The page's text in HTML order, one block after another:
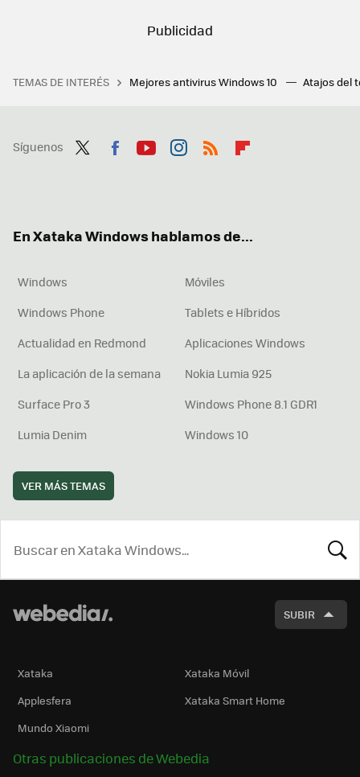
TEMAS DE INTERÉS Mejores antivirus Windows 10 Atajos del
Síguenos
En Xataka Windows hablamos de...
Windows
Móviles
Windows Phone
Tablets e Híbridos
Actualidad en Redmond
Aplicaciones Windows
La aplicación de la semana
Nokia Lumia 925
Surface Pro 3
Windows Phone 8.1 GDR1
Lumia Denim
Windows 10
VER MÁS TEMAS
SUBIR
Xataka
Xataka Móvil
Applesfera
Xataka Smart Home
Mundo Xiaomi
Otras publicaciones de Webedia